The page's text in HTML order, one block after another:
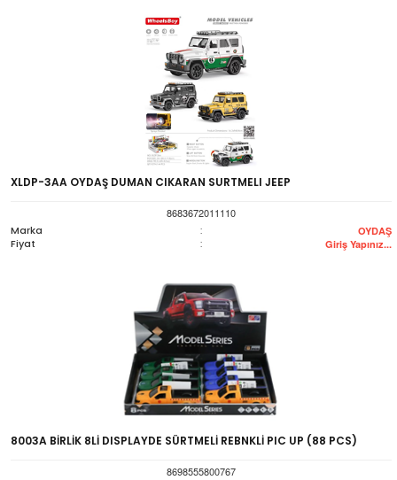
XLDP-3AA OYDAŞ DUMAN CIKARAN SURTMELI JEEP
8683672011110
Marka
: OYDAŞ
Fiyat : Giriş Yapınız...
8003A BİRLİK 8Lİ DISPLAYDE SÜRTMELİ REBNKLİ PIC UP (88 PCS)
8698555800767